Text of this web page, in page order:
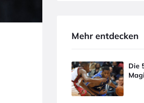
Mehr entdecken
Die